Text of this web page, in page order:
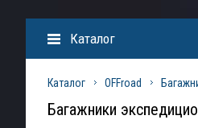
Каталог
Каталог OFFroad
Багажники